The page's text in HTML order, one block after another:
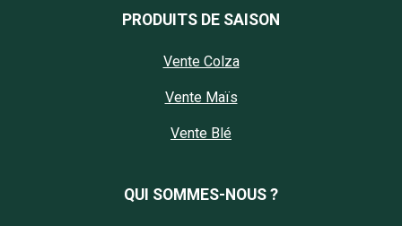
PRODUITS DE SAISON
Vente Colza
Vente Maïs
Vente Blé
QUI SOMMES-NOUS ?